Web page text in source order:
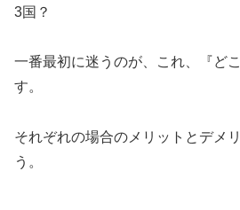
3国？
一番最初に迷うのが、これ、『ど
す。
それぞれの場合のメリットとデメ
う。